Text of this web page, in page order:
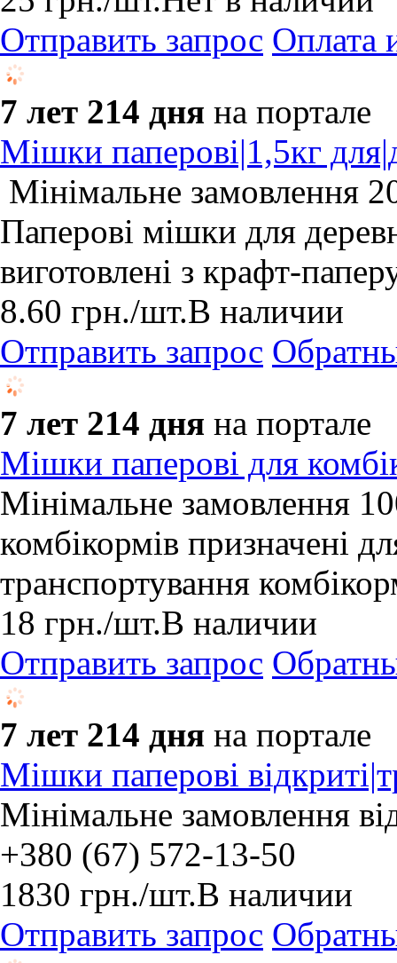
Отправить запрос Оплата
7 лет 214 дня на портале
Мішки паперові|1,5кг
Мінімальне замовлення
Паперові мішки для
виготовлені з крафт-
8.60 грн./шт.В наличии
Отправить запрос
7 лет 214 дня на портале
Мішки паперові для
Мінімальне замовлення
комбікормів призначені
транспортування
18 грн./шт.В наличии
Отправить запрос
7 лет 214 дня на портале
Мішки паперові
Мінімальне замовлення
+380 (67) 572-13-50
1830 грн./шт.В наличии
Отправить запрос